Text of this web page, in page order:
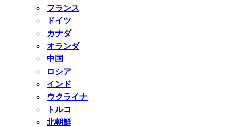
フランス
ドイツ
カナダ
オランダ
中国
ロシア
インド
ウクライナ
トルコ
北朝鮮